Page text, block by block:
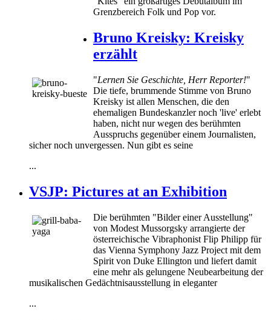
Grenzbereich Folk und Pop vor.
Bruno Kreisky: Kreisky
erzählt
"Lernen Sie Geschichte, Herr Reporter!"
Die tiefe, brummende Stimme von Bruno
Kreisky ist allen Menschen, die den
ehemaligen Bundeskanzler noch 'live' erlebt
haben, nicht nur wegen des berühmten
Ausspruchs gegenüber einem Journalisten,
sicher noch unvergessen. Nun gibt es seine
...
VSJP: Pictures at an Exhibition
Die berühmten "Bilder einer Ausstellung"
von Modest Mussorgsky arrangierte der
österreichische Vibraphonist Flip Philipp für
das Vienna Symphony Jazz Project mit dem
Spirit von Duke Ellington und liefert damit
eine mehr als gelungene Neubearbeitung der
musikalischen Gedächtnisausstellung in eleganter
...